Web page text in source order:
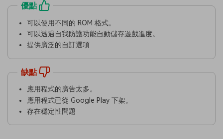
優點
可以使用不同的 ROM 格式。
可以透過自我防護功能自動儲存遊戲進度。
提供廣泛的自訂選項
缺點
應用程式的廣告太多。
應用程式已從 Google Play 下架。
存在穩定性問題